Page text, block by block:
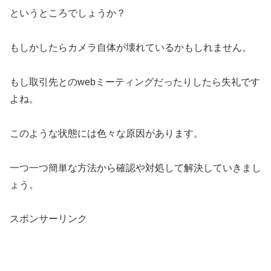
というところでしょうか？
もしかしたらカメラ自体が壊れているかもしれません。
もし取引先とのwebミーティングだったりしたら失礼です
よね。
このような状態には色々な原因があります。
一つ一つ簡単な方法から確認や対処して解決していきまし
ょう。
スポンサーリンク